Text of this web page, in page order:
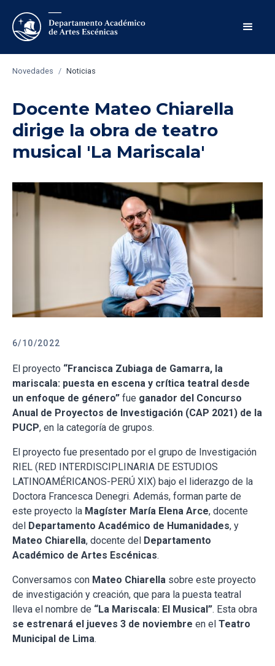
Novedades / Noticias
Docente Mateo Chiarella
dirige la obra de teatro
musical 'La Mariscala'
6/10/2022
El proyecto “Francisca Zubiaga de Gamarra, la
mariscala: puesta en escena y crítica teatral desde
un enfoque de género” fue ganador del Concurso
Anual de Proyectos de Investigación (CAP 2021) de la
PUCP, en la categoría de grupos.
El proyecto fue presentado por el grupo de Investigación
RIEL (RED INTERDISCIPLINARIA DE ESTUDIOS
LATINOAMÉRICANOS-PERÚ XIX) bajo el liderazgo de la
Doctora Francesca Denegri. Además, forman parte de
este proyecto la Magíster María Elena Arce, docente
del
Departamento Académico de Humanidades, y
Mateo Chiarella, docente del
Departamento
Académico de Artes Escénicas.
Conversamos con Mateo Chiarella sobre este proyecto
de investigación y creación, que para la puesta teatral
lleva el nombre de “La Mariscala: El Musical”. Esta obra
se estrenará el jueves 3 de noviembre en el Teatro
Municipal de Lima.